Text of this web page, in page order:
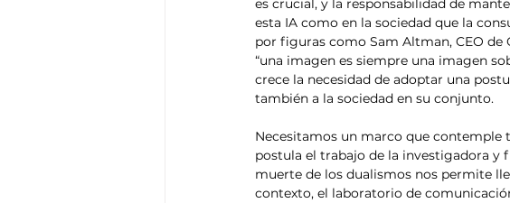
es crucial, y la responsabilidad de
esta IA como en la sociedad que la
por figuras como Sam Altman, CEO de
“una imagen es siempre una imagen
crece la necesidad de adoptar una
también a la sociedad en su conjunto.
Necesitamos un marco que
postula el trabajo de la investigadora y
muerte de los dualismos nos permite
contexto, el laboratorio de